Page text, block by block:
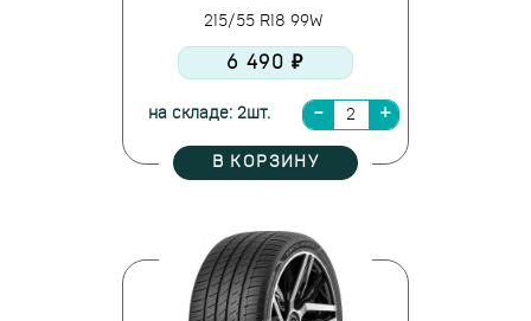
215/55 R18 99W
6 490 ₽
на складе: 2шт.
В КОРЗИНУ